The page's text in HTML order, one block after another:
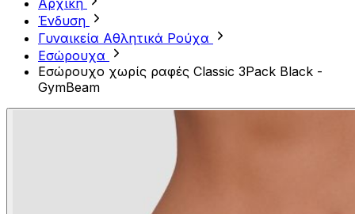
Αρχική
Ένδυση
Γυναικεία Αθλητικά Ρούχα
Εσώρουχα
Εσώρουχο χωρίς ραφές Classic 3Pack Black -
GymBeam